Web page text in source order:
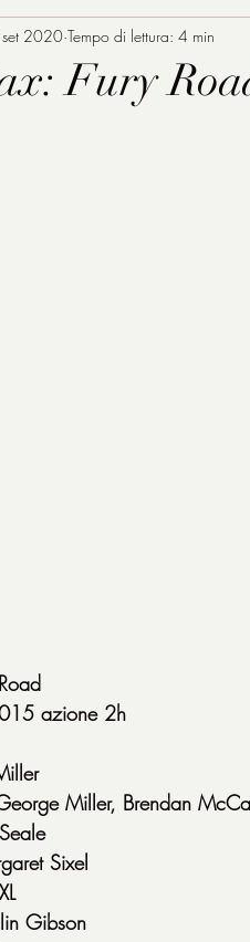
Fury
2020 Tempo di lettura: 4 min
azione 2h
Miller, Brendan
Sixel
Gibson